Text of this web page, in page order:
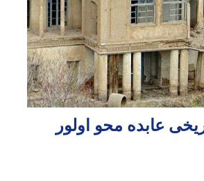
عابده محو اولور